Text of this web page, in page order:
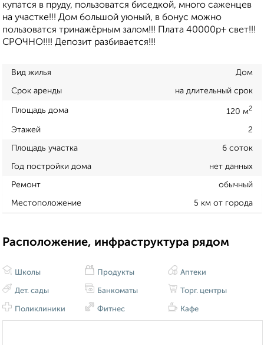
купатся в пруду, пользоватся биседкой, много саженцев
на участке!!! Дом большой уюный, в бонус можно
пользоватся тринажёрным залом!!! Плата 40000р+ свет!!!
СРОЧНО!!!! Депозит разбивается!!!
Вид жилья Дом
Срок аренды на длительный срок
Площадь дома 120 м2
Этажей 2
Площадь участка 6 соток
Год постройки дома нет данных
Ремонт обычный
Местоположение 5 км от города
Расположение, инфраструктура рядом
Школы
Дет. сады
Поликлиники
Продукты
Банкоматы
Фитнес
Аптеки
Торг. центры
Кафе